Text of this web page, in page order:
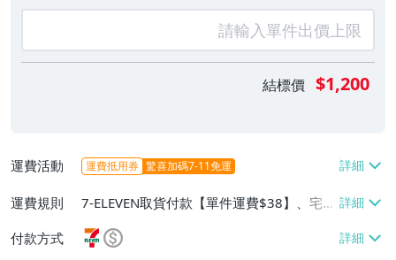
結標價 $1,200
運費活動 運費抵用券 驚喜加碼7-11免運
運費規則
7-ELEVEN取貨付款【單件運費$38】、宅
配/貨運【單件運費$120】、郵局掛號【單
件運費$80】
付款方式